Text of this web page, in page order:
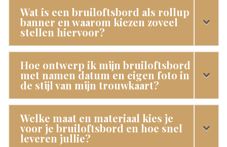
Wat is een bruiloftsbord als rollup
banner en waarom kiezen zoveel
stellen hiervoor?
Hoe ontwerp ik mijn bruiloftsbord
met namen datum en eigen foto in
de stijl van mijn trouwkaart?
Welke maat en materiaal kies je
voor je bruiloftsbord en hoe snel
leveren jullie?